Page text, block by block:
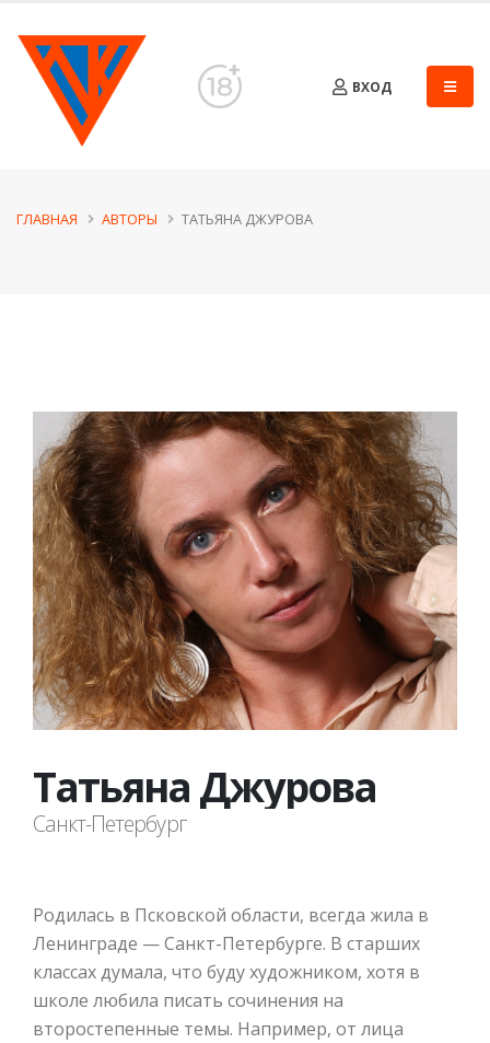
ВХОД
ГЛАВНАЯ АВТОРЫ ТАТЬЯНА ДЖУРОВА
Татьяна Джурова
Санкт-Петербург
Родилась в Псковской области, всегда жила в
Ленинграде — Санкт-Петербурге. В старших
классах думала, что буду художником, хотя в
школе любила писать сочинения на
второстепенные темы. Например, от лица